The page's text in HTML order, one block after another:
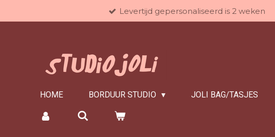
hoofdinhoud
Levertijd gepersonaliseerd is 2 weken
HOME BORDUUR STUDIO JOLI BAG/TASJES